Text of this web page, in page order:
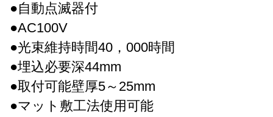
●自動点滅器付
●AC100V
●光束維持時間40，000時間
●埋込必要深44mm
●取付可能壁厚5～25mm
●マット敷工法使用可能